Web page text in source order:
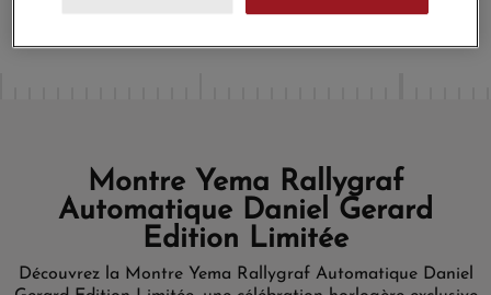
Montre Yema Rallygraf
Automatique Daniel Gerard
Edition Limitée
Découvrez la Montre Yema Rallygraf Automatique Daniel